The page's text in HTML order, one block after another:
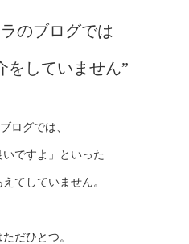
のブログでは
をしていません”
ログでは、
いですよ」といった
てしていません。
だひとつ。